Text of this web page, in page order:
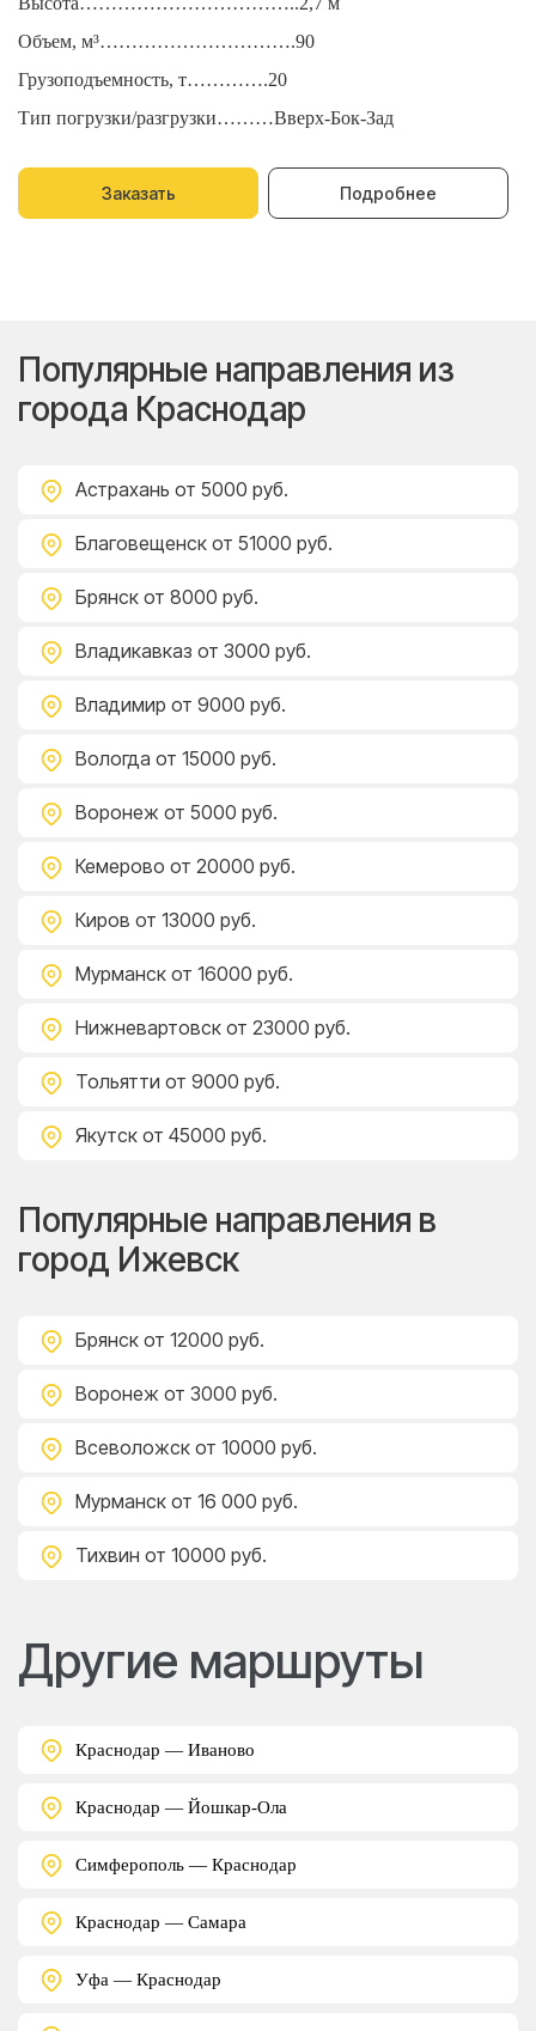
Объем, м³………………………….90
Грузоподъемность, т………….20
Тип погрузки/разгрузки………Вверх-Бок-Зад
Заказать Подробнее
Популярные направления из
города Краснодар
Астрахань от 5000 руб.
Благовещенск от 51000 руб.
Брянск от 8000 руб.
Владикавказ от 3000 руб.
Владимир от 9000 руб.
Вологда от 15000 руб.
Воронеж от 5000 руб.
Кемерово от 20000 руб.
Киров от 13000 руб.
Мурманск от 16000 руб.
Нижневартовск от 23000 руб.
Тольятти от 9000 руб.
Якутск от 45000 руб.
Популярные направления в
город Ижевск
Брянск от 12000 руб.
Воронеж от 3000 руб.
Всеволожск от 10000 руб.
Мурманск от 16 000 руб.
Тихвин от 10000 руб.
Другие маршруты
Краснодар — Иваново
Краснодар — Йошкар-Ола
Симферополь — Краснодар
Краснодар — Самара
Уфа — Краснодар